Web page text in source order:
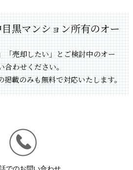
黒マンション所有のオー
「売却したい」とご検討中のオー
わせください。
載のみも無料で対応いたします。
でのお問い合わせ